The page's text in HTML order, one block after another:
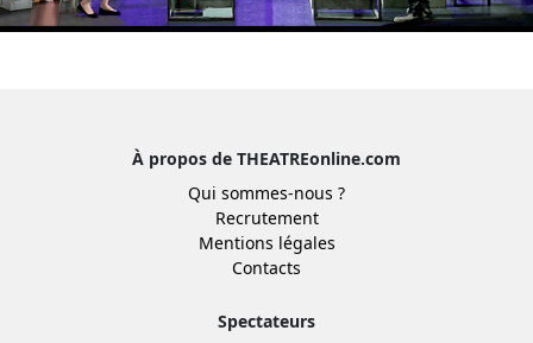
À propos de THEATREonline.com
Qui sommes-nous ?
Recrutement
Mentions légales
Contacts
Spectateurs